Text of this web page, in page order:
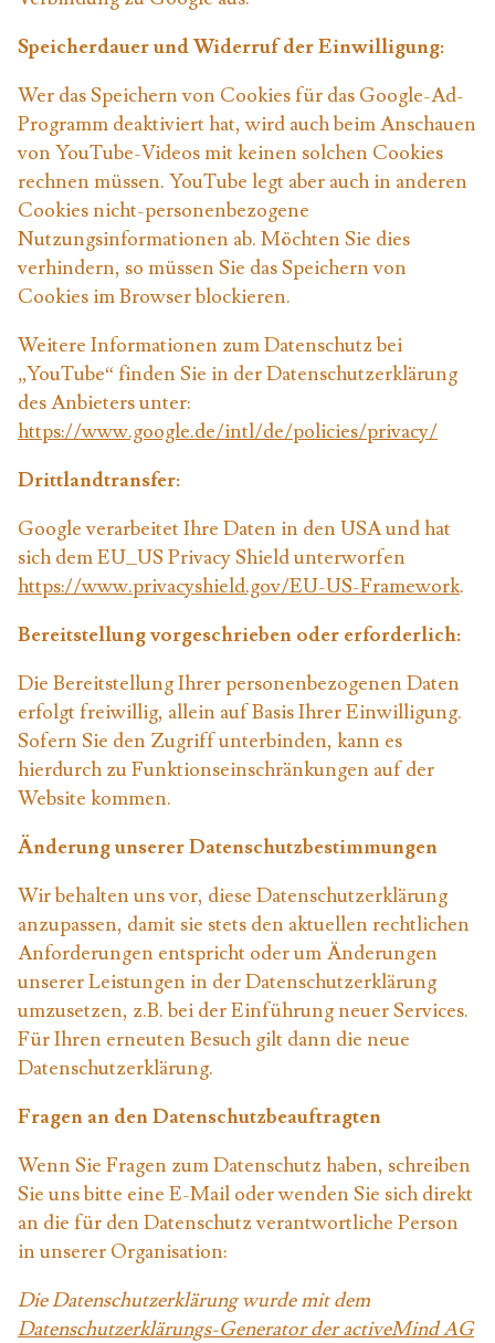
Speicherdauer und Widerruf der Einwilligung:
Wer das Speichern von Cookies für das Google-Ad-
Programm deaktiviert hat, wird auch beim Anschauen
von YouTube-Videos mit keinen solchen Cookies
rechnen müssen. YouTube legt aber auch in anderen
Cookies nicht-personenbezogene
Nutzungsinformationen ab. Möchten Sie dies
verhindern, so müssen Sie das Speichern von
Cookies im Browser blockieren.
Weitere Informationen zum Datenschutz bei
„YouTube“ finden Sie in der Datenschutzerklärung
des Anbieters unter:
https://www.google.de/intl/de/policies/privacy/
Drittlandtransfer:
Google verarbeitet Ihre Daten in den USA und hat
sich dem EU_US Privacy Shield unterworfen
https://www.privacyshield.gov/EU-US-Framework.
Bereitstellung vorgeschrieben oder erforderlich:
Die Bereitstellung Ihrer personenbezogenen Daten
erfolgt freiwillig, allein auf Basis Ihrer Einwilligung.
Sofern Sie den Zugriff unterbinden, kann es
hierdurch zu Funktionseinschränkungen auf der
Website kommen.
Änderung unserer Datenschutzbestimmungen
Wir behalten uns vor, diese Datenschutzerklärung
anzupassen, damit sie stets den aktuellen rechtlichen
Anforderungen entspricht oder um Änderungen
unserer Leistungen in der Datenschutzerklärung
umzusetzen, z.B. bei der Einführung neuer Services.
Für Ihren erneuten Besuch gilt dann die neue
Datenschutzerklärung.
Fragen an den Datenschutzbeauftragten
Wenn Sie Fragen zum Datenschutz haben, schreiben
Sie uns bitte eine E-Mail oder wenden Sie sich direkt
an die für den Datenschutz verantwortliche Person
in unserer Organisation:
Die Datenschutzerklärung wurde mit dem
Datenschutzerklärungs-Generator der activeMind AG